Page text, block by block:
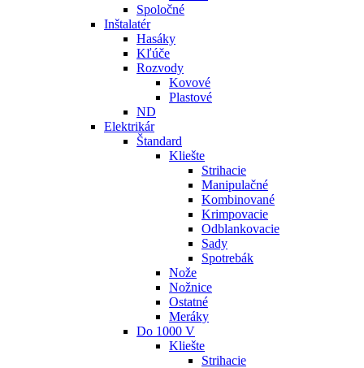
Spoločné
Inštalatér
Hasáky
Kľúče
Rozvody
Kovové
Plastové
ND
Elektrikár
Štandard
Kliešte
Strihacie
Manipulačné
Kombinované
Krimpovacie
Odblankovacie
Sady
Spotrebák
Nože
Nožnice
Ostatné
Meráky
Do 1000 V
Kliešte
Strihacie